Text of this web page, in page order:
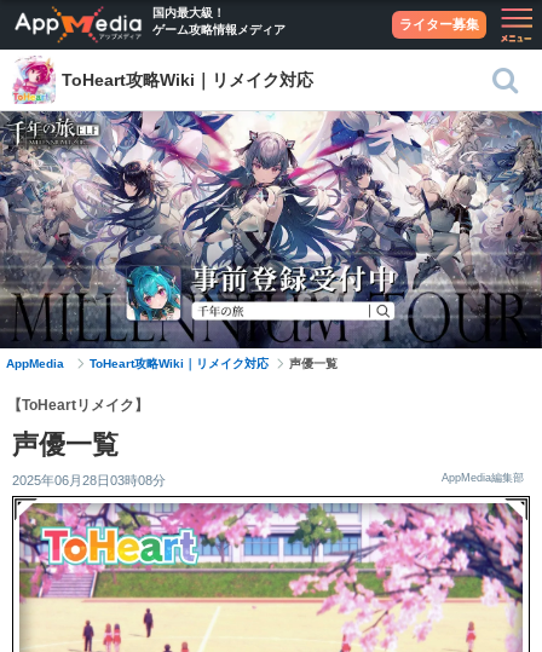
国内最大級！
ゲーム攻略情報メディア
ライター募集
ToHeart攻略Wiki｜リメイク対応
AppMedia ToHeart攻略Wiki｜リメイク対応 声優一覧
【ToHeartリメイク】
声優一覧
2025年06月28日03時08分 AppMedia編集部